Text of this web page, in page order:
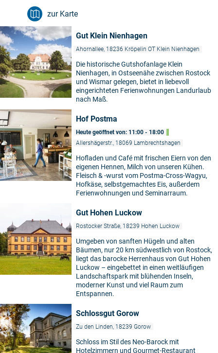
zur Karte
Gut Klein Nienhagen
Ahornallee, 18236 Kröpelin OT Klein Nienhagen
Die historische Gutshofanlage Klein
Nienhagen, in Ostseenähe zwischen Rostock
und Wismar gelegen, bietet in liebevoll
eingerichteten Ferienwohnungen Landurlaub
nach Maß.
©
Hof Postma
Heute geöffnet von: 11:00 - 18:00
Allershägerstr., 18069 Lambrechtshagen
Hofladen und Café mit frischen Eiern von den
eigenen Hennen, Milch von unseren Kühen.
Fleisch & -wurst vom Postma-Cross-Wagyu,
Hofkäse, selbstgemachtes Eis, außerdem
Ferienwohnungen und Seminarraum.
Gut Hohen Luckow
Rostocker Straße, 18239 Hohen Luckow
Umgeben von sanften Hügeln und alten
Bäumen, nur 20 km südwestlich von Rostock,
liegt das barocke Herrenhaus von Gut Hohen
Luckow – eingebettet in einen weitläufigen
Landschaftspark mit blühenden Inseln,
moderner Kunst und viel Raum zum
Entspannen.
Schlossgut Gorow
Zu den Linden, 18239 Gorow
Schloss im Stil des Neo-Barock mit
Hotelzimmern und Gourmet-Restaurant